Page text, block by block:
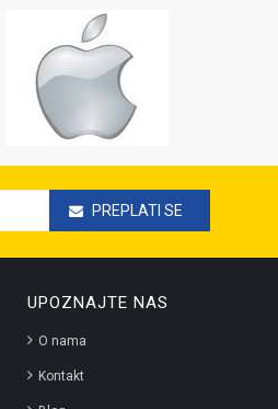
PREPLATI SE
UPOZNAJTE NAS
O nama
Kontakt